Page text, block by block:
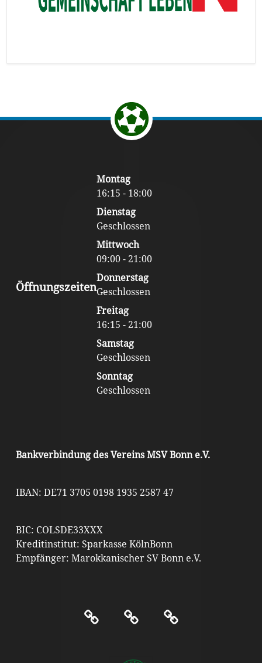
Return to the top of the page.
Öffnungszeiten
Montag
16:15 - 18:00
Dienstag
Geschlossen
Mittwoch
09:00 - 21:00
Donnerstag
Geschlossen
Freitag
16:15 - 21:00
Samstag
Geschlossen
Sonntag
Geschlossen
Bankverbindung des Vereins MSV Bonn e.V.
IBAN: DE71 3705 0198 1935 2587 47
BIC: COLSDE33XXX
Kreditinstitut: Sparkasse KölnBonn
Empfänger: Marokkanischer SV Bonn e.V.
Kontakt ImpressumDatenschutz